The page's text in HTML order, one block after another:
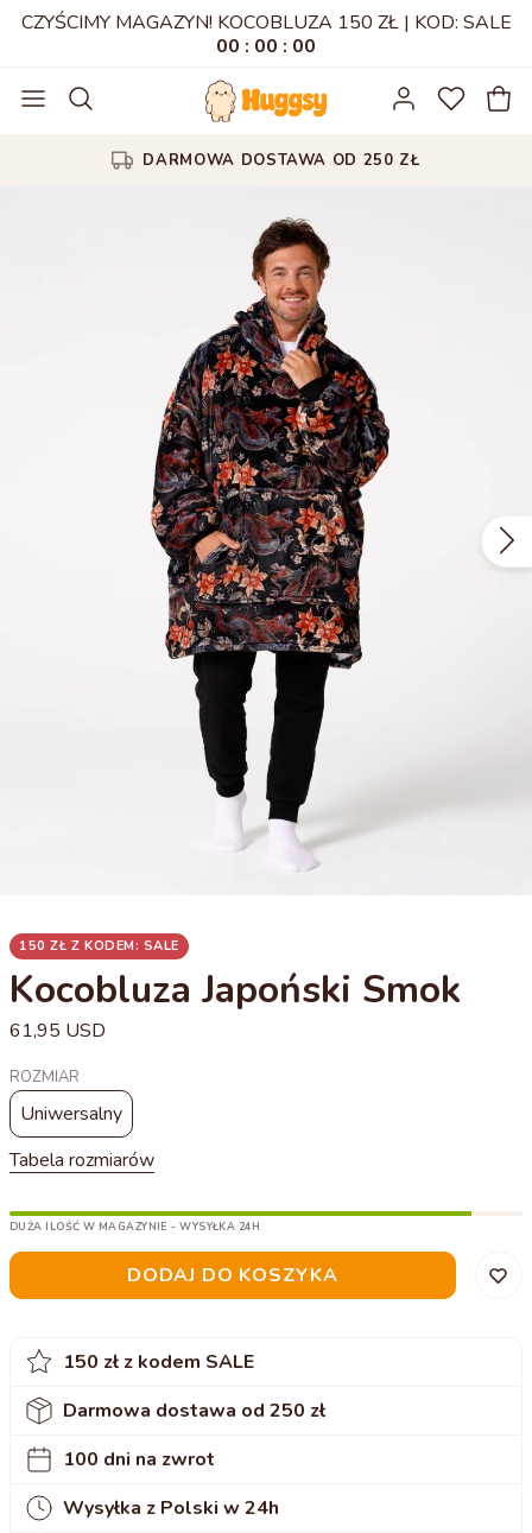
CZYŚCIMY MAGAZYN! KOCOBLUZA 150 ZŁ | KOD: SALE
00 : 00 : 00
100-DNIOWE PRAWO ZWROTU
150 ZŁ Z KODEM: SALE
Kocobluza Japoński Smok
61,95 USD
ROZMIAR
Uniwersalny
Tabela rozmiarów
DUŻA ILOŚĆ W MAGAZYNIE - WYSYŁKA 24H
DODAJ DO KOSZYKA
150 zł z kodem SALE
Darmowa dostawa od 250 zł
100 dni na zwrot
Wysyłka z Polski w 24h